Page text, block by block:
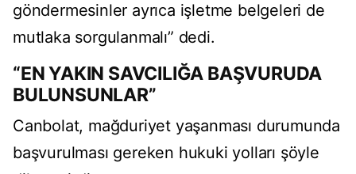
göndermesinler ayrıca işletme belgeleri de
mutlaka sorgulanmalı” dedi.
“EN YAKIN SAVCILIĞA BAŞVURUDA
BULUNSUNLAR”
Canbolat, mağduriyet yaşanması durumunda
başvurulması gereken hukuki yolları şöyle